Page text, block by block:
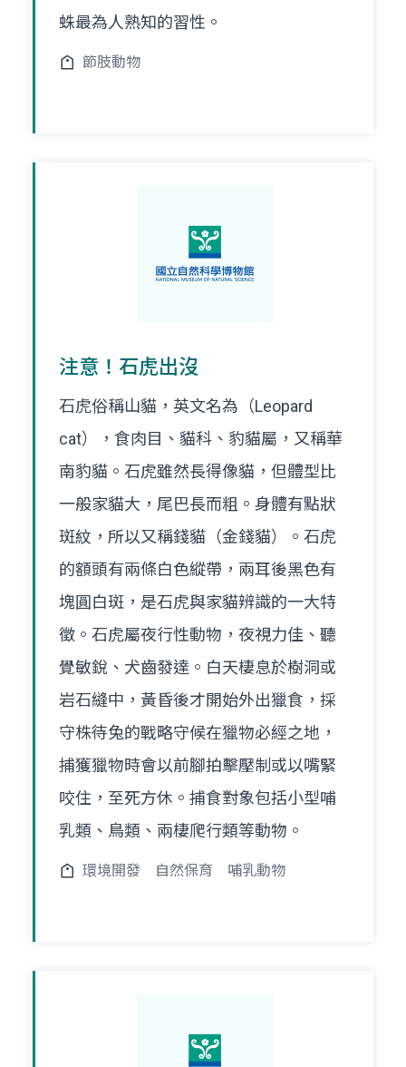
蛛最為人熟知的習性。
節肢動物
注意！石虎出沒
石虎俗稱山貓，英文名為（Leopard
cat），食肉目、貓科、豹貓屬，又稱華
南豹貓。石虎雖然長得像貓，但體型比
一般家貓大，尾巴長而粗。身體有點狀
斑紋，所以又稱錢貓（金錢貓）。石虎
的額頭有兩條白色縱帶，兩耳後黑色有
塊圓白斑，是石虎與家貓辨識的一大特
徵。石虎屬夜行性動物，夜視力佳、聽
覺敏銳、犬齒發達。白天棲息於樹洞或
岩石縫中，黃昏後才開始外出獵食，採
守株待兔的戰略守候在獵物必經之地，
捕獲獵物時會以前腳拍擊壓制或以嘴緊
咬住，至死方休。捕食對象包括小型哺
乳類、鳥類、兩棲爬行類等動物。
環境開發 自然保育 哺乳動物